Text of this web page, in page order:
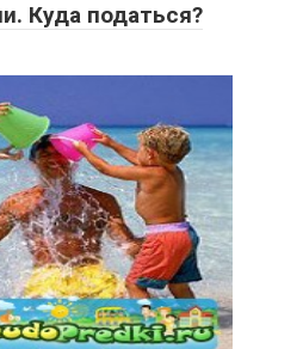
Куда податься?